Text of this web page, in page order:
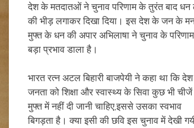
देश के मतदातओं ने चुनाव परिणाम के तुरंत बाद धन
की भीड़ लगाकर दिखा दिया। इस देश के जन के
मुफ्त के धन की अपार अभिलाषा ने चुनाव के
बड़ा प्रभाव डाला है।
भारत रत्न अटल बिहारी बाजपेयी ने कहा था कि
जनता को शिक्षा और स्वास्थ्य के सिवा कुछ भी चीजें
मुफ्त में नहीं दी जानी चाहिए,इससे उसका स्वभाव
बिगड़ता है। क्या इसी की छवि इस चुनाव में देखी